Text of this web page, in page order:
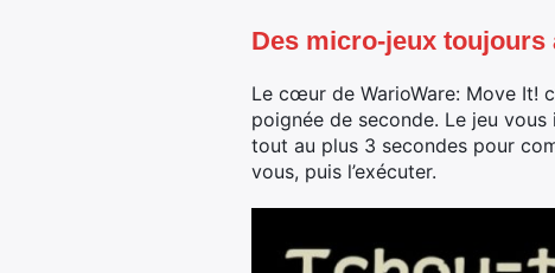
Des micro-jeux toujours
Le cœur de WarioWare: Move It!
poignée de seconde. Le jeu
tout au plus 3 secondes pour
vous, puis l’exécuter.